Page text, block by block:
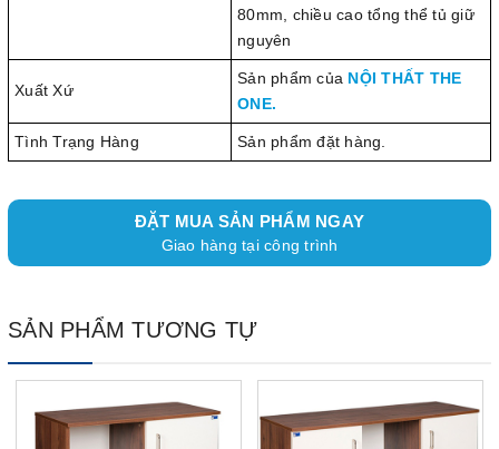
80mm, chiều cao tổng thể tủ giữ
nguyên
Xuất Xứ
Sản phẩm của NỘI THẤT THE
ONE.
Tình Trạng Hàng Sản phẩm đặt hàng.
ĐẶT MUA SẢN PHẨM NGAY
Giao hàng tại công trình
SẢN PHẨM TƯƠNG TỰ